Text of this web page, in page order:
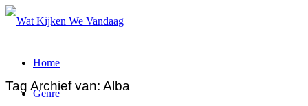
Home
Genre
Tag Archief van: Alba